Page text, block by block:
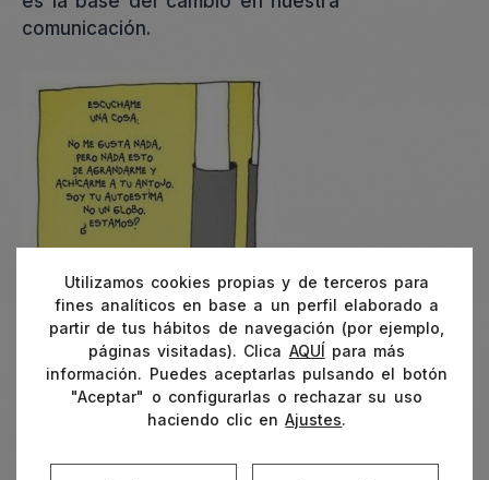
comunicación.
Utilizamos cookies propias y de terceros para
fines analíticos en base a un perfil elaborado a
partir de tus hábitos de navegación (por ejemplo,
páginas visitadas). Clica AQUÍ para más
información. Puedes aceptarlas pulsando el botón
"Aceptar" o configurarlas o rechazar su uso
haciendo clic enAjustes.